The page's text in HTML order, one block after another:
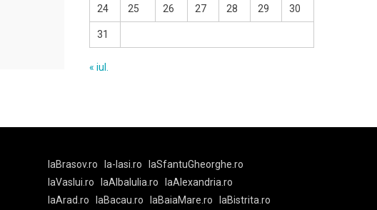
24 25 26 27 28 29 30
31
« iul.
laBrasov.ro la-Iasi.ro
laSfantuGheorghe.ro
laVaslui.ro
laAlbaIulia.ro
laAlexandria.ro
laArad.ro
laBacau.ro laBaiaMare.ro laBistrita.ro